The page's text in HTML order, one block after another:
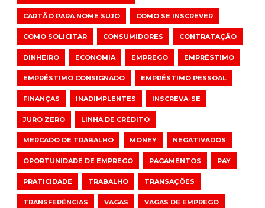
CARTÃO PARA NOME SUJO COMO SE INSCREVER
COMO SOLICITAR CONSUMIDORES CONTRATAÇÃO
DINHEIRO ECONOMIA EMPREGO EMPRÉSTIMO
EMPRÉSTIMO CONSIGNADO EMPRÉSTIMO PESSOAL
FINANÇAS INADIMPLENTES INSCREVA-SE
JURO ZERO LINHA DE CRÉDITO
MERCADO DE TRABALHO MONEY NEGATIVADOS
OPORTUNIDADE DE EMPREGO PAGAMENTOS PAY
PRATICIDADE TRABALHO TRANSAÇÕES
TRANSFERÊNCIAS VAGAS VAGAS DE EMPREGO